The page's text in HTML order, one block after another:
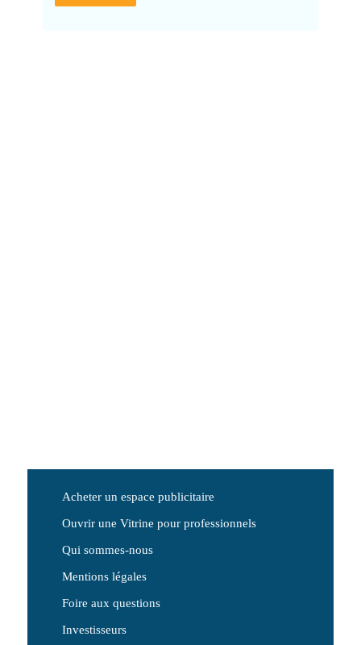
Acheter un espace publicitaire
Ouvrir une Vitrine pour professionnels
Qui sommes-nous
Mentions légales
Foire aux questions
Investisseurs